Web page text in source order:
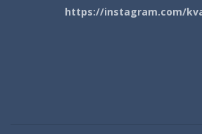
https://instagram.com/